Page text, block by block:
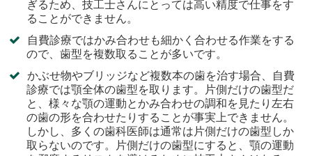
ぎるため、技工士さんにとっては高い精度で仕事をす
ることができません。
自費診療ではかみ合わせも細かく合わせる作業をする
ので、歯型を複数取ることが多いです。
かぶせ物やブリッジなど複数本の歯を治す場合、自費
診療では顎全体の歯型を取ります。片側だけの歯型だ
と、様々な顎の運動とかみ合わせの調和を見たり左右
の歯の形を合わせたりすることが事実上できません。
しかし、多くの歯科医師は通常は片側だけの歯型しか
取らないのです。片側だけの歯型にすると、顎の運動